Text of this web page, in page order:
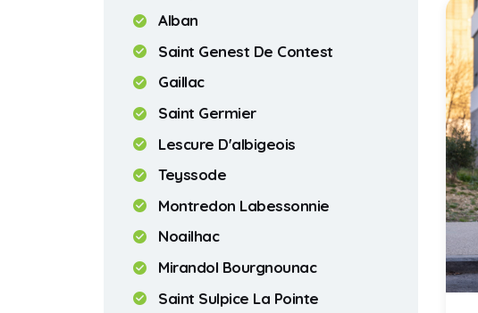
Alban
Saint Genest De Contest
Gaillac
Saint Germier
Lescure D'albigeois
Teyssode
Montredon Labessonnie
Noailhac
Mirandol Bourgnounac
Saint Sulpice La Pointe